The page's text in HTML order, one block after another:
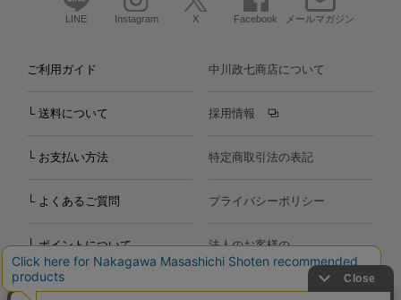
LINE Instagram X Facebook メールマガジン
ご利用ガイド
└ 送料について
└ お支払い方法
└ よくあるご質問
└ ポイントについて
個人のお客様の
中川政七商店について
採用情報
特定商取引法の表記
プライバシーポリシー
法人のお客様の
お問い合わせ